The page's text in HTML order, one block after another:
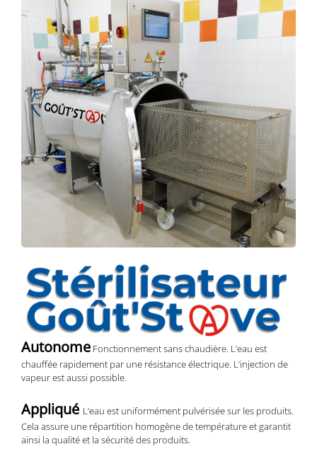
Autonome Fonctionnement sans chaudière. L’eau est
chauffée rapidement par une résistance électrique. L’injection de
vapeur est aussi possible.
Appliqué L’eau est uniformément pulvérisée sur les produits.
Cela assure une répartition homogène de température et garantit
ainsi la qualité et la sécurité des produits.